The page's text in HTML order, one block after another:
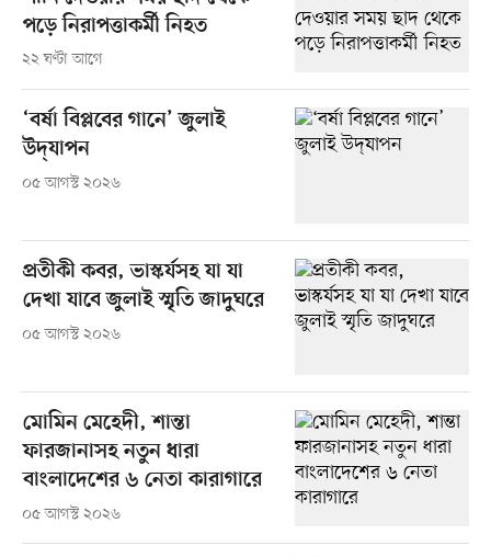
পড়ে নিরাপত্তাকর্মী নিহত
২২ ঘণ্টা আগে
‘বর্ষা বিপ্লবের গানে’ জুলাই
উদ্‌যাপন
০৫ আগস্ট ২০২৬
প্রতীকী কবর, ভাস্কর্যসহ যা যা
দেখা যাবে জুলাই স্মৃতি জাদুঘরে
০৫ আগস্ট ২০২৬
মোমিন মেহেদী, শান্তা
ফারজানাসহ নতুন ধারা
বাংলাদেশের ৬ নেতা কারাগারে
০৫ আগস্ট ২০২৬